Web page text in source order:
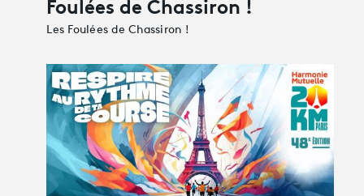
Les Foulées de Chassiron !